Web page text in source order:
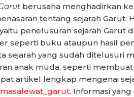
berusaha menghadirkan
tentang sejarah Garut.
penelusuran sejarah Garut
seperti buku ataupun hasil
sejarah yang sudah ditelusuri
anak muda, seperti
artikel lengkap mengenai
. Informasi